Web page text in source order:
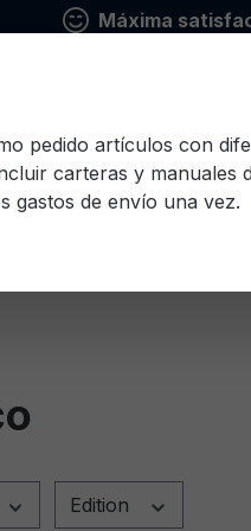
Máxima
Griego Italiano
Edition
pedido artículos con
carteras y manuales
gastos de envío una vez.